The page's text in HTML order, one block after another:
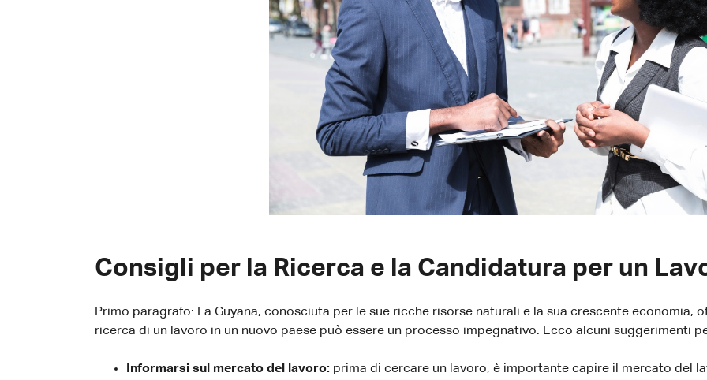
Consigli per la Ricerca e la Candidatura per un
Primo paragrafo: La Guyana, conosciuta per le sue ricche risorse naturali e la sua crescente economia,
ricerca di un lavoro in un nuovo paese può essere un processo impegnativo. Ecco alcuni suggerimenti
Informarsi sul mercato del lavoro: prima di cercare un lavoro, è importante capire il mercato del